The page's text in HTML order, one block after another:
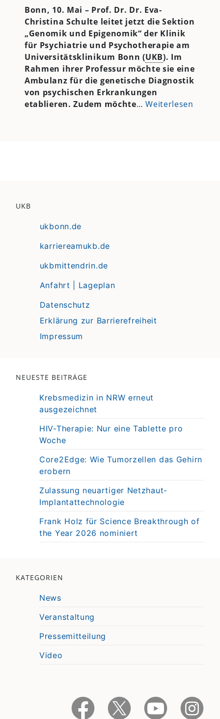
Bonn, 10. Mai – Prof. Dr. Dr. Eva-
Christina Schulte leitet jetzt die Sektion
„Genomik und Epigenomik“ der Klinik
für Psychiatrie und Psychotherapie am
Universitätsklinikum Bonn (UKB). Im
Rahmen ihrer Professur möchte sie eine
Ambulanz für die genetische Diagnostik
von psychischen Erkrankungen
etablieren. Zudem möchte…Weiterlesen
UKB
ukbonn.de
karriereamukb.de
ukbmittendrin.de
Anfahrt | Lageplan
Datenschutz
Erklärung zur Barrierefreiheit
Impressum
NEUESTE BEITRÄGE
Krebsmedizin in NRW erneut
ausgezeichnet
HIV-Therapie: Nur eine Tablette pro
Woche
Core2Edge: Wie Tumorzellen das Gehirn
erobern
Zulassung neuartiger Netzhaut-
Implantattechnologie
Frank Holz für Science Breakthrough of
the Year 2026 nominiert
KATEGORIEN
News
Veranstaltung
Pressemitteilung
Video